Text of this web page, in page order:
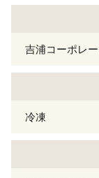
吉浦コーポレ
冷凍